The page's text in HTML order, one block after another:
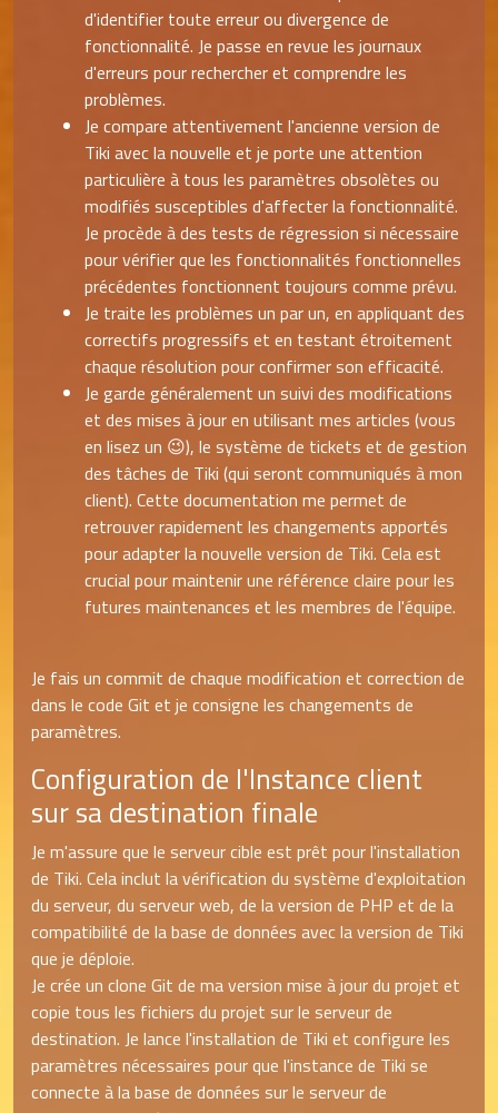
d'identifier toute erreur ou divergence de
fonctionnalité. Je passe en revue les journaux
d'erreurs pour rechercher et comprendre les
problèmes.
Je compare attentivement l'ancienne version de
Tiki avec la nouvelle et je porte une attention
particulière à tous les paramètres obsolètes ou
modifiés susceptibles d'affecter la fonctionnalité.
Je procède à des tests de régression si nécessaire
pour vérifier que les fonctionnalités fonctionnelles
précédentes fonctionnent toujours comme prévu.
Je traite les problèmes un par un, en appliquant des
correctifs progressifs et en testant étroitement
chaque résolution pour confirmer son efficacité.
Je garde généralement un suivi des modifications
et des mises à jour en utilisant mes articles (vous
en lisez un 😉), le système de tickets et de gestion
des tâches de Tiki (qui seront communiqués à mon
client). Cette documentation me permet de
retrouver rapidement les changements apportés
pour adapter la nouvelle version de Tiki. Cela est
crucial pour maintenir une référence claire pour les
futures maintenances et les membres de l'équipe.
Je fais un commit de chaque modification et correction de
dans le code Git et je consigne les changements de
paramètres.
Configuration de l'Instance client
sur sa destination finale
Je m'assure que le serveur cible est prêt pour l'installation
de Tiki. Cela inclut la vérification du système d'exploitation
du serveur, du serveur web, de la version de PHP et de la
compatibilité de la base de données avec la version de Tiki
que je déploie.
Je crée un clone Git de ma version mise à jour du projet et
copie tous les fichiers du projet sur le serveur de
destination. Je lance l'installation de Tiki et configure les
paramètres nécessaires pour que l'instance de Tiki se
connecte à la base de données sur le serveur de